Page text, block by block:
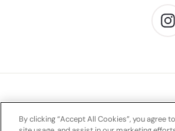
By clicking “Accept All Cookies”, you agree